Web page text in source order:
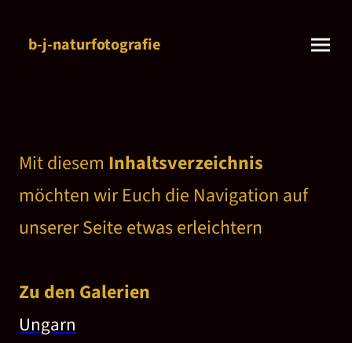
b-j-naturfotografie
Mit diesem Inhaltsverzeichnis
möchten wir Euch die Navigation auf
unserer Seite etwas erleichtern
Zu den Galerien
Ungarn